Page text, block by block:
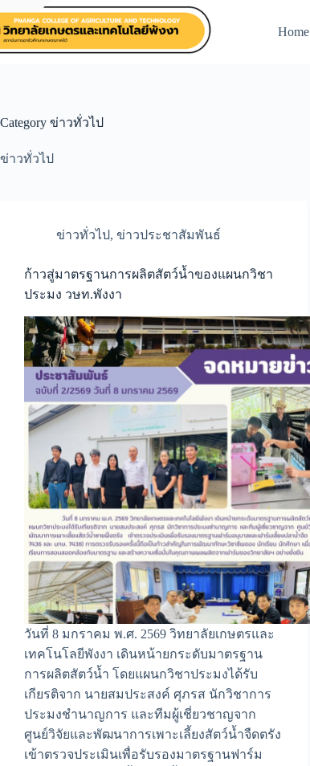
content
Home
Category ข่าวทั่วไป
ข่าวทั่วไป
ข่าวทั่วไป, ข่าวประชาสัมพันธ์
ก้าวสู่มาตรฐานการผลิตสัตว์น้ำของแผนกวิชา
ประมง วษท.พังงา
วันที่ 8 มกราคม พ.ศ. 2569 วิทยาลัยเกษตรและ
เทคโนโลยีพังงา เดินหน้ายกระดับมาตรฐาน
การผลิตสัตว์น้ำ โดยแผนกวิชาประมงได้รับ
เกียรติจาก นายสมประสงค์ ศุภรส นักวิชาการ
ประมงชำนาญการ และทีมผู้เชี่ยวชาญจาก
ศูนย์วิจัยและพัฒนาการเพาะเลี้ยงสัตว์น้ำจืดตรัง
เข้าตรวจประเมินเพื่อรับรองมาตรฐานฟาร์ม